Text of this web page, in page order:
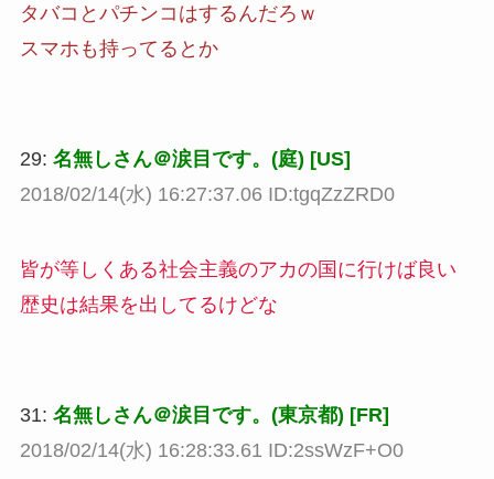
タバコとパチンコはするんだろｗ
スマホも持ってるとか
29: 名無しさん＠涙目です。(庭) [US]
2018/02/14(水) 16:27:37.06 ID:tgqZzZRD0
皆が等しくある社会主義のアカの国に行けば良い
歴史は結果を出してるけどな
31: 名無しさん＠涙目です。(東京都) [FR]
2018/02/14(水) 16:28:33.61 ID:2ssWzF+O0